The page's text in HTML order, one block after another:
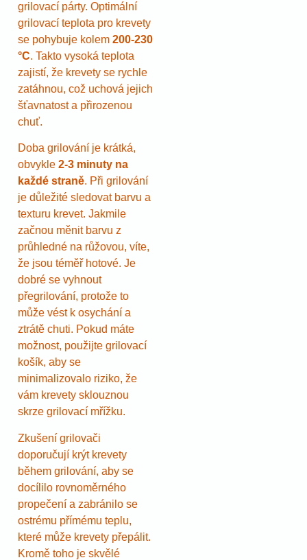
grilovací párty. Optimální
grilovací teplota pro krevety
se pohybuje kolem 200-230
°C. Takto vysoká teplota
zajistí, že krevety se rychle
zatáhnou, což uchová jejich
šťavnatost a přirozenou
chuť.
Doba grilování je krátká,
obvykle 2-3 minuty na
každé straně. Při grilování
je důležité sledovat barvu a
texturu krevet. Jakmile
začnou měnit barvu z
průhledné na růžovou, víte,
že jsou téměř hotové. Je
dobré se vyhnout
přegrilování, protože to
může vést k osychání a
ztrátě chuti. Pokud máte
možnost, použijte grilovací
košík, aby se
minimalizovalo riziko, že
vám krevety sklouznou
skrze grilovací mřížku.
Zkušení grilovači
doporučují krýt krevety
během grilování, aby se
docílilo rovnoměrného
propečení a zabránilo se
ostrému přímému teplu,
které může krevety přepálit.
Kromě toho je skvělé